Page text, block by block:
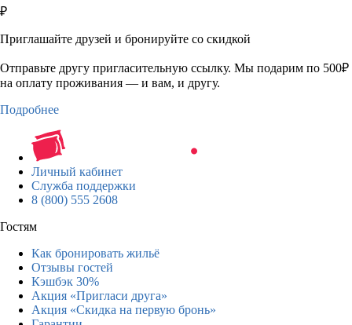
₽
Приглашайте друзей и бронируйте со скидкой
Отправьте другу пригласительную ссылку. Мы подарим по 500₽
на оплату проживания — и вам, и другу.
Подробнее
Личный кабинет
Служба поддержки
8 (800) 555 2608
Гостям
Как бронировать жильё
Отзывы гостей
Кэшбэк 30%
Акция «Пригласи друга»
Акция «Скидка на первую бронь»